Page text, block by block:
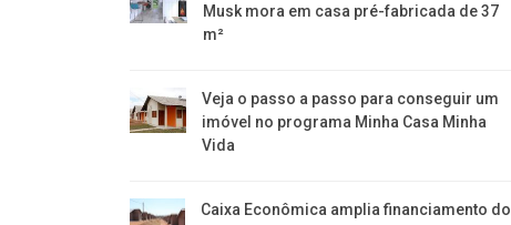
Musk mora em casa pré-fabricada de 37
m²
Veja o passo a passo para conseguir um
imóvel no programa Minha Casa Minha
Vida
Caixa Econômica amplia financiamento do